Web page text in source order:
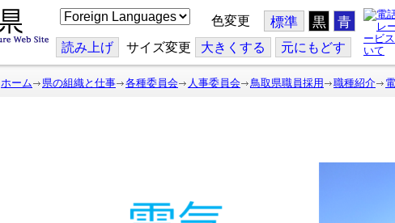
こ
の
ジ
を
翻
色変更 標準 黒 青
読み上げ サイズ変更 大きくする 元にもどす
ホーム 県の組織と仕事 各種委員会 人事委員会 鳥取県職員採用 職種紹介